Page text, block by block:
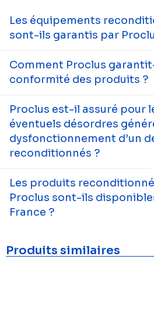
Les équipements
sont-ils garantis par
Comment Proclus
conformité des produits ?
Proclus est-il assuré pour
éventuels désordres
dysfonctionnement d’un
reconditionnés ?
Les produits
Proclus sont-ils
France ?
Produits similaires